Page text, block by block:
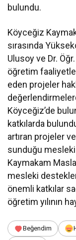
bulundu.
Köyceğiz
sırasında
Ulusoy ve Dr.
öğretim
eden projeler
Köyceğiz’de
katkılarda
artıran projeler
sunduğu
Kaymakam
mesleki
önemli katkılar
öğretim yılının
Beğendim